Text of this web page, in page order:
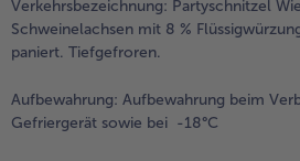
Verkehrsbezeichnung: Partyschnitzel
Schweinelachsen mit 8 %
paniert. Tiefgefroren.
Aufbewahrung: Aufbewahrung beim
Gefriergerät sowie bei -18°C